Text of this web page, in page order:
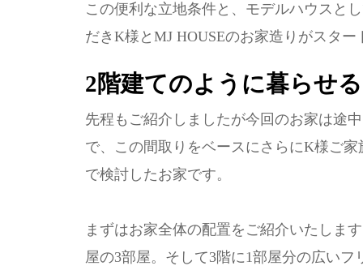
この便利な立地条件と、モデルハウスと
だきK様とMJ HOUSEのお家造りがスター
2階建てのように暮らせ
先程もご紹介しましたが今回のお家は途
で、この間取りをベースにさらにK様ご
で検討したお家です。
まずはお家全体の配置をご紹介いたしま
屋の3部屋。そして3階に1部屋分の広い